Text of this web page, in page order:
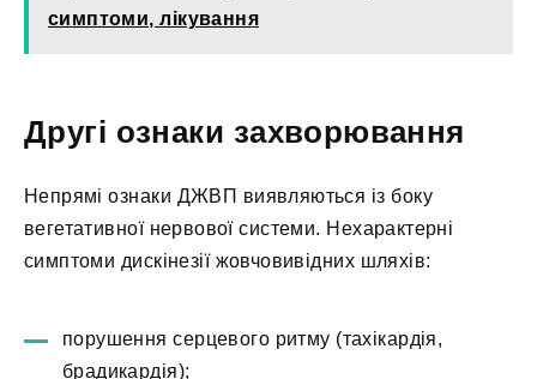
симптоми, лікування
Другі ознаки захворювання
Непрямі ознаки ДЖВП виявляються із боку
вегетативної нервової системи. Нехарактерні
симптоми дискінезії жовчовивідних шляхів:
порушення серцевого ритму (тахікардія,
брадикардія);